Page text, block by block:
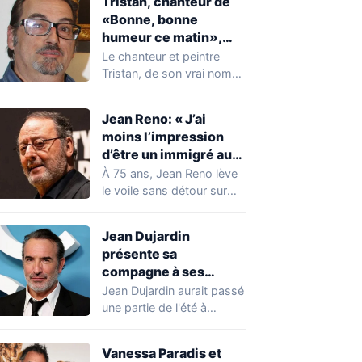
«Bonne, bonne
humeur ce matin»,
mort à 68 ans
Le chanteur et peintre
Tristan, de son vrai nom
Jean Reno: « J’ai
moins l’impression
d’être un immigré aux
États-Unis qu’en
France »
À 75 ans, Jean Reno lève
le voile sans détour sur
Jean Dujardin
présente sa
compagne à ses
enfants à Soulac-sur-
Mer
Jean Dujardin aurait passé
une partie de l'été à
Vanessa Paradis et